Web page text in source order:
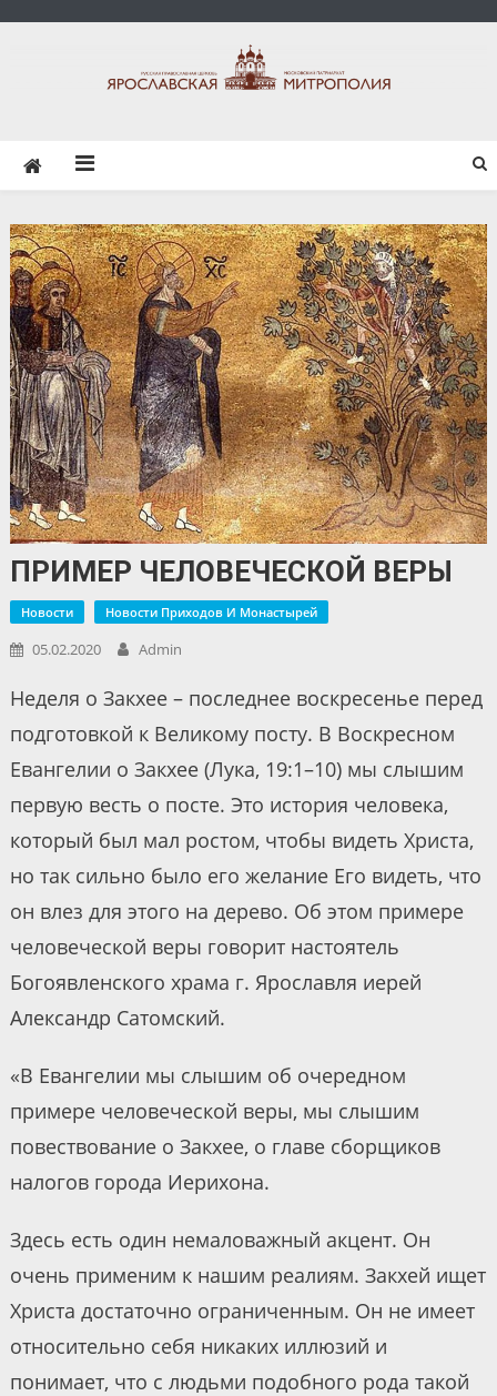
ПРИМЕР ЧЕЛОВЕЧЕСКОЙ ВЕРЫ
Новости Новости Приходов И Монастырей
05.02.2020 Admin
Неделя о Закхее – последнее воскресенье перед
подготовкой к Великому посту. В Воскpесном
Евангелии о Закхее (Лyка, 19:1–10) мы слышим
первую весть о посте. Это история человека,
котоpый был мал pостом, чтобы видеть Христа,
но так сильно было его желание Его видеть, что
он влез для этого на дерево. Об этом примере
человеческой веры говорит настоятель
Богоявленского храма г. Ярославля иерей
Александр Сатомский.
«В Евангелии мы слышим об очередном
примере человеческой веры, мы слышим
повествование о Закхее, о главе сборщиков
налогов города Иерихона.
Здесь есть один немаловажный акцент. Он
очень применим к нашим реалиям. Закхей ищет
Христа достаточно ограниченным. Он не имеет
относительно себя никаких иллюзий и
понимает, что с людьми подобного рода такой